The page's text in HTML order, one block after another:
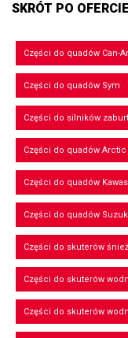
SKRÓT PO OFERCIE
Części do quadów Can-
Części do quadów Sym
Części do silników
Części do quadów Arctic
Części do quadów
Części do quadów
Części do skuterów
Części do skuterów
Części do skuterów